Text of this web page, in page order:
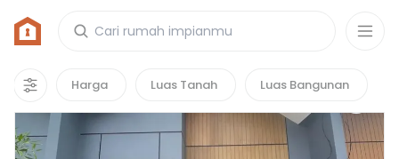
Harga Luas Tanah Luas Bangunan
Rumah di Avoria Estate
2properti